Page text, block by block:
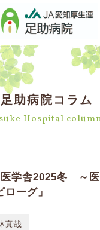
足助病院コラム
Hospital
学舎2025冬 ～医
ーグ」
真哉